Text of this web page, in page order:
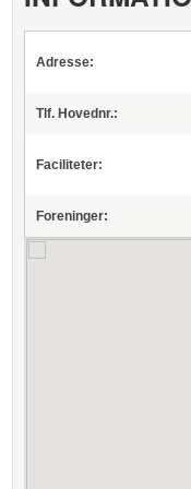
Adresse:
Tlf. Hovednr.:
Faciliteter:
Foreninger: